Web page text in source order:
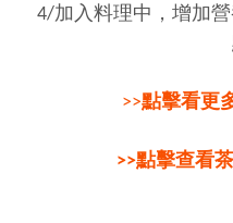
4/加入料理中，增加
>>點擊看更
>>點擊查看